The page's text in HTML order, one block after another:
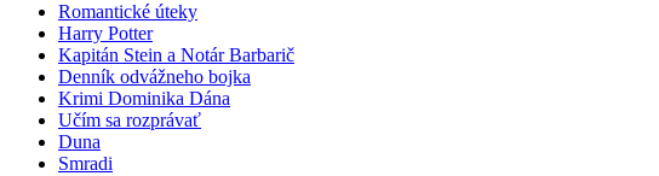
Romantické úteky
Harry Potter
Kapitán Stein a Notár Barbarič
Denník odvážneho bojka
Krimi Dominika Dána
Učím sa rozprávať
Duna
Smradi